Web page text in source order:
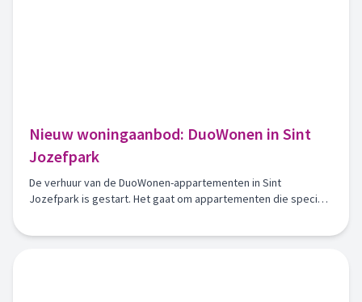
Nieuw woningaanbod: DuoWonen in Sint
Jozefpark
De verhuur van de DuoWonen-appartementen in Sint
Jozefpark is gestart. Het gaat om appartementen die speciaal